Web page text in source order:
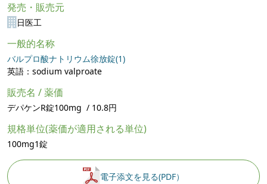
発売・販売元
日医工
一般的名称
バルプロ酸ナトリウム徐放錠(1)
英語：sodium valproate
販売名 / 薬価
デパケンR錠100mg / 10.8円
規格単位(薬価が適用される単位)
100mg1錠
電子添文を見る(PDF）